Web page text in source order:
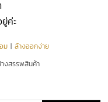
ค่ะ
ม |ล้างออกง่าย
างสรรพสินค้า